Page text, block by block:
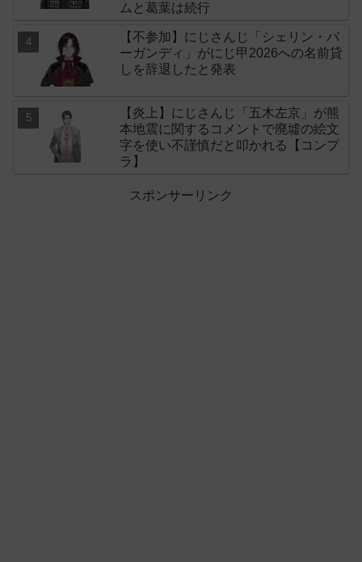
ムと葛葉は続行
【不参加】にじさんじ「シェリン・バ
ーガンディ」がにじ甲2026への名前貸
しを辞退したと発表
【炎上】にじさんじ「五木左京」が熊
本地震に関するコメントで廃墟の絵文
字を使い不謹慎だと叩かれる【コンプ
ラ】
スポンサーリンク